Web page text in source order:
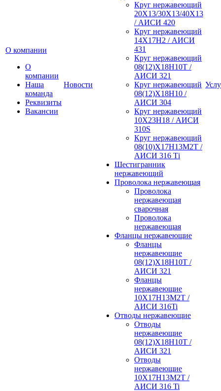
О компании
О
компании
Наша
команда
Реквизиты
Вакансии
Новости
Круг нержавеющий
20Х13/30Х13/40Х13
/ АИСИ 420
Круг нержавеющий
14Х17Н2 / АИСИ
431
Круг нержавеющий
08(12)Х18Н10Т /
АИСИ 321
Круг нержавеющий
08(12)Х18Н10 /
АИСИ 304
Круг нержавеющий
10Х23Н18 / АИСИ
310S
Круг нержавеющий
08(10)Х17Н13М2Т /
АИСИ 316 Тi
Шестигранник
нержавеющий
Проволока нержавеющая
Проволока
нержавеющая
сварочная
Проволока
нержавеющая
Фланцы нержавеющие
Фланцы
нержавеющие
08(12)Х18Н10Т /
АИСИ 321
Фланцы
нержавеющие
10Х17Н13М2Т /
АИСИ 316Ti
Отводы нержавеющие
Отводы
нержавеющие
08(12)Х18Н10Т /
АИСИ 321
Отводы
нержавеющие
10Х17Н13М2Т /
АИСИ 316 Ti